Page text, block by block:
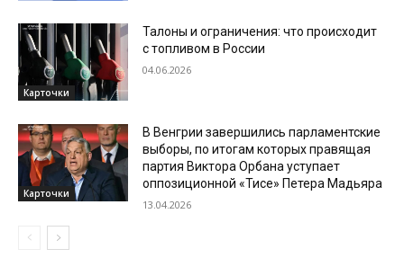
Карточки
Талоны и ограничения: что происходит
с топливом в России
04.06.2026
Карточки
В Венгрии завершились парламентские
выборы, по итогам которых правящая
партия Виктора Орбана уступает
оппозиционной «Тисе» Петера Мадьяра
13.04.2026